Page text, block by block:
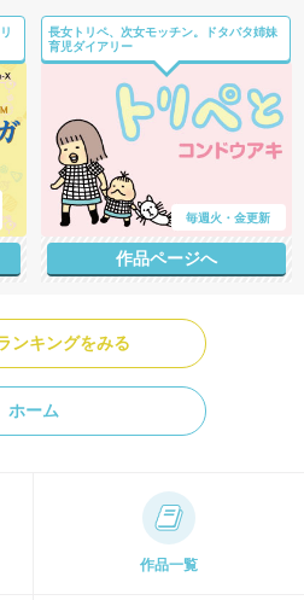
長女トリペ、次女モッチン。ドタバタ姉妹
育児ダイアリー
毎週火・金更新
作品ページへ
ンキングをみる
ホーム
作品一覧